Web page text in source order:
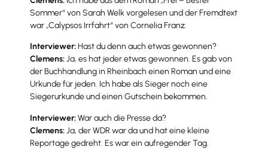
Sommer“ von Sarah Welk vorgelesen und der Fremdtext
war „Calypsos Irrfahrt“ von Cornelia Franz.
Interviewer:Hast du denn auch etwas gewonnen?
Clemens:Ja, es hat jeder etwas gewonnen. Es gab von
der Buchhandlung in Rheinbach einen Roman und eine
Urkunde für jeden. Ich habe als Sieger noch eine
Siegerurkunde und einen Gutschein bekommen.
Interviewer:War auch die Presse da?
Clemens:Ja, der WDR war da und hat eine kleine
Reportage gedreht. Es war ein aufregender Tag.